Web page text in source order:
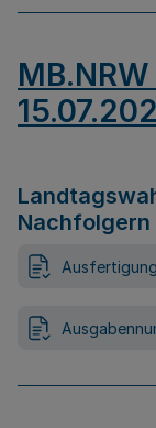
Nachfolgern